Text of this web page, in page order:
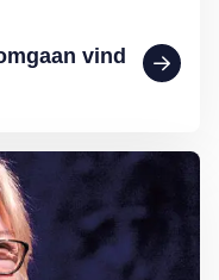
vind
die ik niet kende”